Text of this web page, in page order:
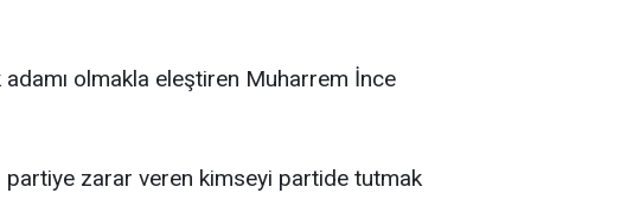
adamı olmakla eleştiren Muharrem İnce
partiye zarar veren kimseyi partide tutmak